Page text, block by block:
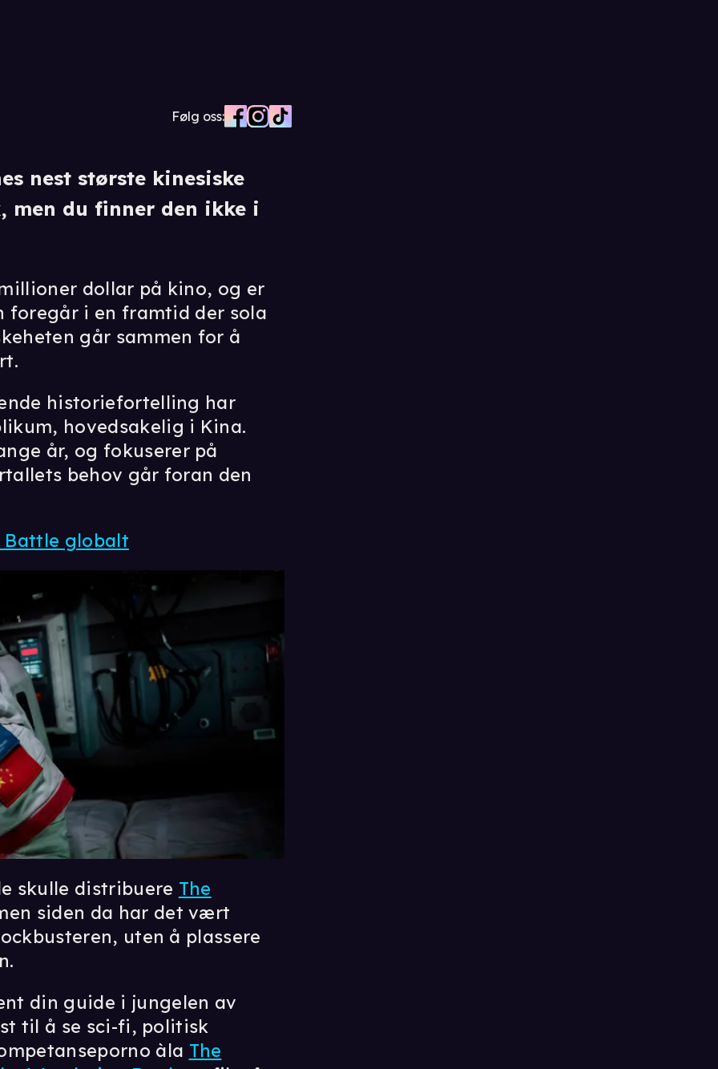
Følg oss:
nest største kinesiske
men du finner den ikke i
dollar på kino, og er
foregår i en framtid der sola
går sammen for å
historiefortelling har
hovedsakelig i Kina.
år, og fokuserer på
behov går foran den
Battle globalt
skulle distribuere The
siden da har det vært
uten å plassere
din guide i jungelen av
til å se sci-fi, politisk
àla The